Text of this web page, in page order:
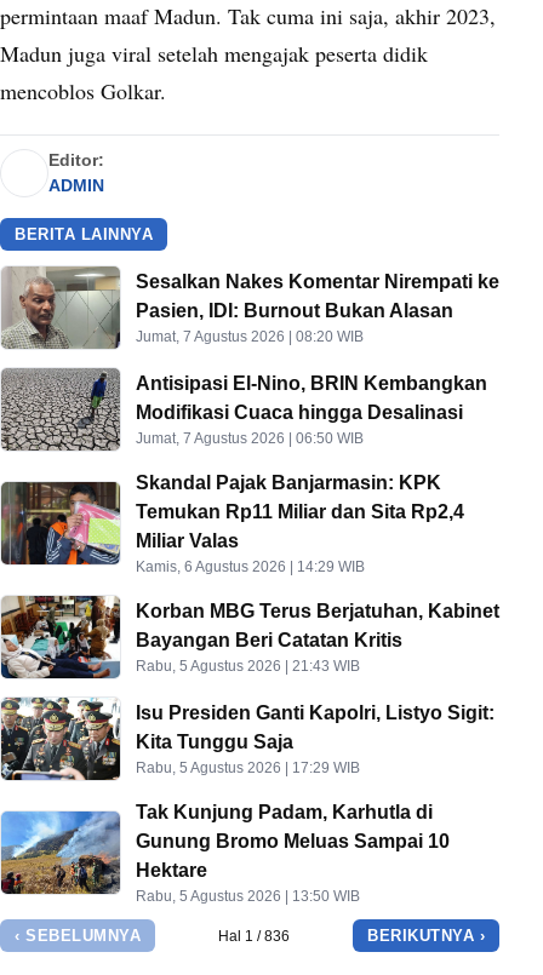
permintaan maaf Madun. Tak cuma ini saja, akhir 2023,
Madun juga viral setelah mengajak peserta didik
mencoblos Golkar.
Editor:
ADMIN
BERITA LAINNYA
Sesalkan Nakes Komentar Nirempati ke
Pasien, IDI: Burnout Bukan Alasan
Jumat, 7 Agustus 2026 | 08:20 WIB
Antisipasi El-Nino, BRIN Kembangkan
Modifikasi Cuaca hingga Desalinasi
Jumat, 7 Agustus 2026 | 06:50 WIB
Skandal Pajak Banjarmasin: KPK
Temukan Rp11 Miliar dan Sita Rp2,4
Miliar Valas
Kamis, 6 Agustus 2026 | 14:29 WIB
Korban MBG Terus Berjatuhan, Kabinet
Bayangan Beri Catatan Kritis
Rabu, 5 Agustus 2026 | 21:43 WIB
Isu Presiden Ganti Kapolri, Listyo Sigit:
Kita Tunggu Saja
Rabu, 5 Agustus 2026 | 17:29 WIB
Tak Kunjung Padam, Karhutla di
Gunung Bromo Meluas Sampai 10
Hektare
Rabu, 5 Agustus 2026 | 13:50 WIB
‹ SEBELUMNYA Hal 1 / 836 BERIKUTNYA ›